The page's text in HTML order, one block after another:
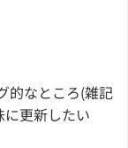
的なところ(雑記
更新したい